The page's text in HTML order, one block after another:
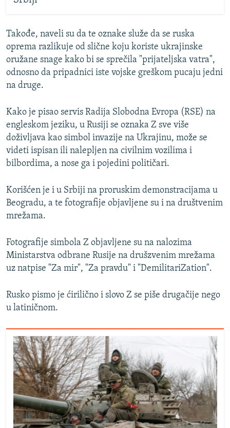
Takođe, naveli su da te oznake služe da se ruska
oprema razlikuje od slične koju koriste ukrajinske
oružane snage kako bi se sprečila "prijateljska vatra",
odnosno da pripadnici iste vojske greškom pucaju jedni
na druge.
Kako je pisao servis Radija Slobodna Evropa (RSE) na
engleskom jeziku, u Rusiji se oznaka Z sve više
doživljava kao simbol invazije na Ukrajinu, može se
videti ispisan ili nalepljen na civilnim vozilima i
bilbordima, a nose ga i pojedini političari.
Korišćen je i u Srbiji na proruskim demonstracijama u
Beogradu, a te fotografije objavljene su i na društvenim
mrežama.
Fotografije simbola Z objavljene su na nalozima
Ministarstva odbrane Rusije na drušzvenim mrežama
uz natpise "Za mir", "Za pravdu" i "DemilitariZation".
Rusko pismo je ćirilično i slovo Z se piše drugačije nego
u latiničnom.